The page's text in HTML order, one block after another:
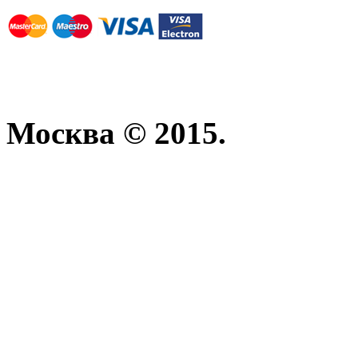
Москва © 2015.